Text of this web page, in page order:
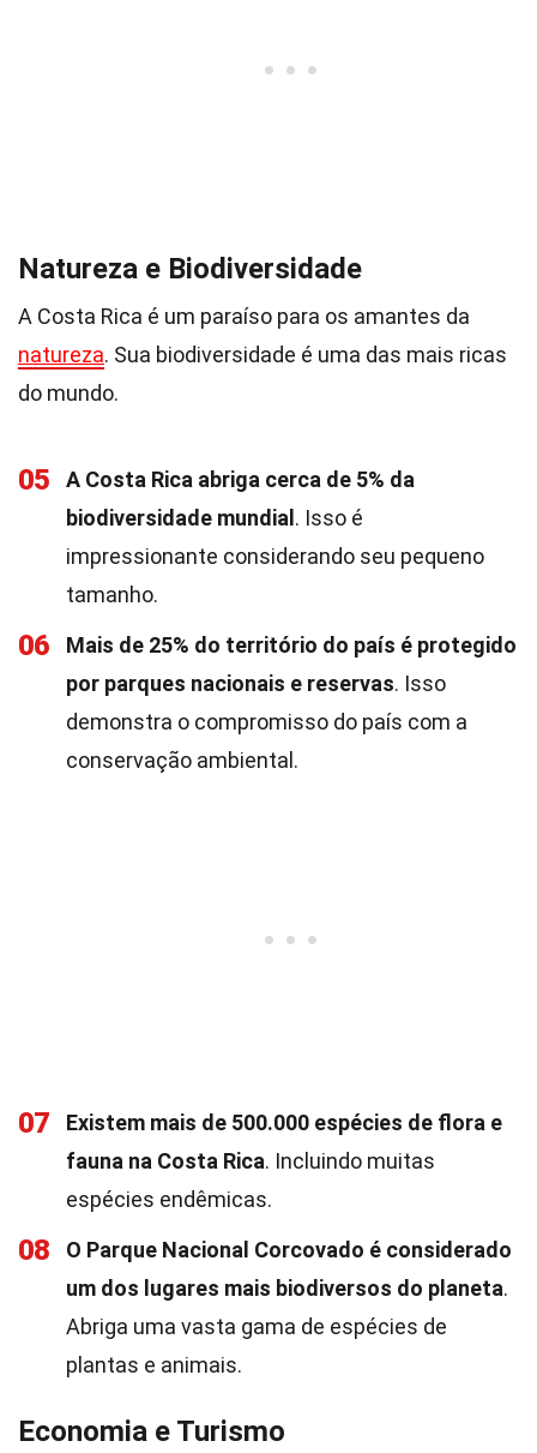
Natureza e Biodiversidade
A Costa Rica é um paraíso para os amantes da
natureza. Sua biodiversidade é uma das mais ricas
do mundo.
05
A Costa Rica abriga cerca de 5% da
biodiversidade mundial . Isso é
impressionante considerando seu pequeno
tamanho.
06
Mais de 25% do território do país é protegido
por parques nacionais e reservas. Isso
demonstra o compromisso do país com a
conservação ambiental.
07
Existem mais de 500.000 espécies de flora e
fauna na Costa Rica. Incluindo muitas
espécies endêmicas.
08
O Parque Nacional Corcovado é considerado
um dos lugares mais biodiversos do planeta.
Abriga uma vasta gama de espécies de
plantas e animais.
Economia e Turismo